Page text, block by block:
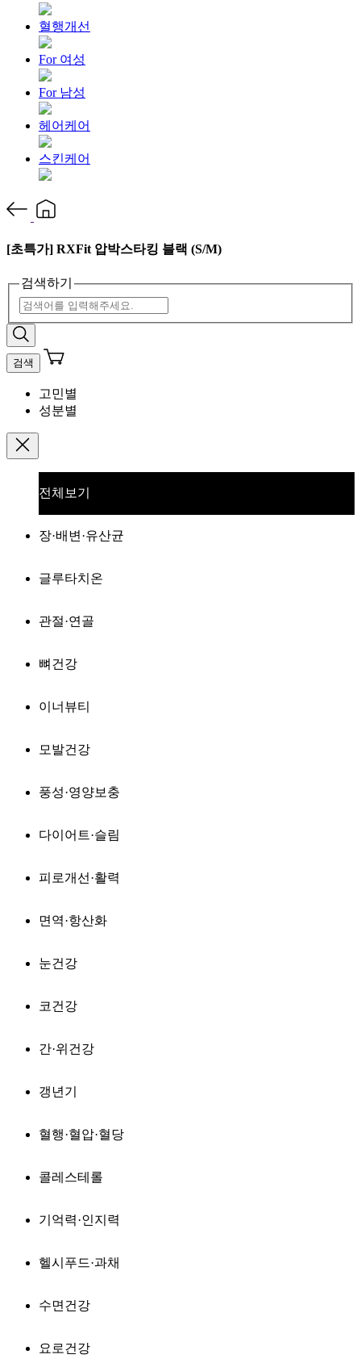
혈행개선
For 여성
For 남성
헤어케어
스킨케어
[초특가] RXFit 압박스타킹 블랙 (S/M)
검색하기
검색
고민별
성분별
전체보기
장·배변·유산균
글루타치온
관절·연골
뼈건강
이너뷰티
모발건강
풍성·영양보충
다이어트·슬림
피로개선·활력
면역·항산화
눈건강
코건강
간·위건강
갱년기
혈행·혈압·혈당
콜레스테롤
기억력·인지력
헬시푸드·과채
수면건강
요로건강